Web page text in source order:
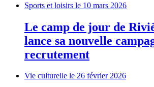
Sports et loisirs le 10 mars 2026
Le camp de jour de
lance sa nouvelle
recrutement
Vie culturelle le 26 février 2026